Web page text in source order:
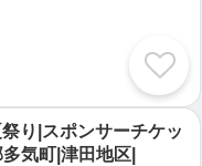
り|スポンサーチケッ
気町|津田地区|